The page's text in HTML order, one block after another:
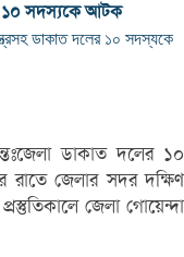
১০ সদস্যকে আটক
ডাকাত দলের ১০ সদস্যকে
ডাকাত দলের ১০
রাতে জেলার সদর দক্ষিণ
জেলা গোয়েন্দা